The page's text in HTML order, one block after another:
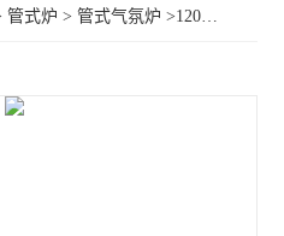
管式炉 >管式气氛炉 >1200℃不锈钢真空气氛管式电炉